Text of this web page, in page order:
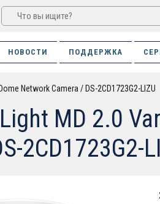
НОВОСТИ ПОДДЕРЖКА
Network Camera / DS-2CD1723G2-LIZU
MD 2.0
2CD1723G2-